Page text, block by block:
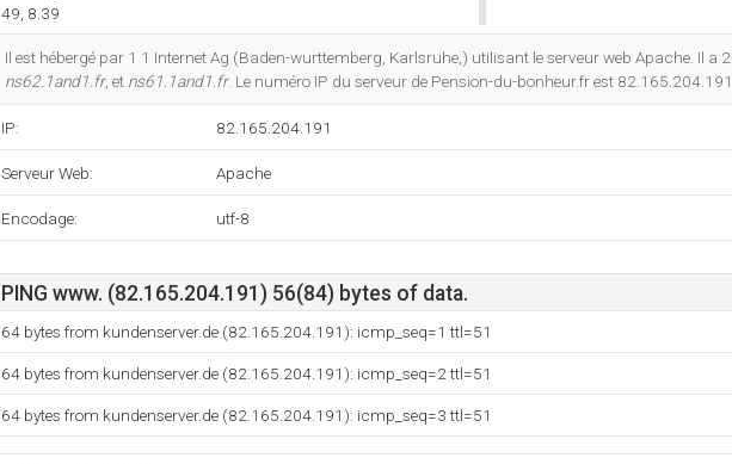
49, 8.39
Il est hébergé par 1 1 Internet Ag (Baden-wurttemberg, Karlsruhe,) utilisant le serveur web Apache. Il a 2
ns62.1and1.fr, et ns61.1and1.fr. Le numéro IP du serveur de Pension-du-bonheur.fr est 82.165.204.191.
IP: 82.165.204.191
Serveur Web: Apache
Encodage: utf-8
PING www. (82.165.204.191) 56(84) bytes of data.
64 bytes from kundenserver.de (82.165.204.191): icmp_seq=1 ttl=51
64 bytes from kundenserver.de (82.165.204.191): icmp_seq=2 ttl=51
64 bytes from kundenserver.de (82.165.204.191): icmp_seq=3 ttl=51